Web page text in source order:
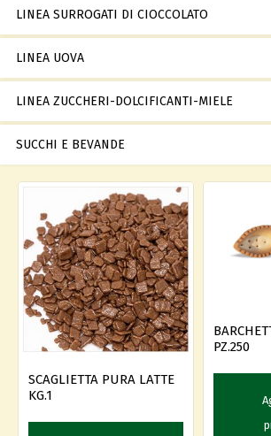
LINEA SURROGATI DI CIOCCOLATO
LINEA UOVA
LINEA ZUCCHERI-DOLCIFICANTI-MIELE
SUCCHI E BEVANDE
SCAGLIETTA PURA LATTE
KG.1
PZ.250